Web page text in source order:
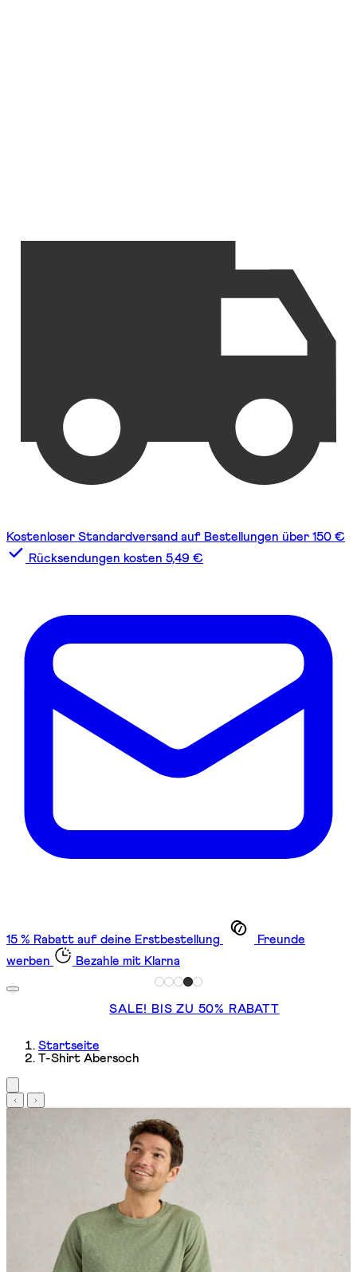
Kostenloser Standardversand auf Bestellungen über 150 €
Rücksendungen kosten 5,49 €
15 % Rabatt auf deine Erstbestellung
Freunde
werben
Bezahle mit Klarna
SALE! BIS ZU 50% RABATT
Startseite
T-Shirt Abersoch